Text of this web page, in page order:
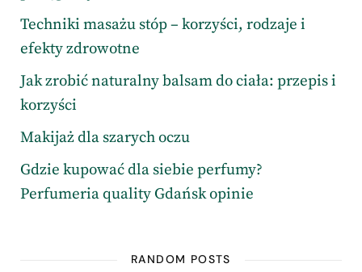
Techniki masażu stóp – korzyści, rodzaje i
efekty zdrowotne
Jak zrobić naturalny balsam do ciała: przepis i
korzyści
Makijaż dla szarych oczu
Gdzie kupować dla siebie perfumy?
Perfumeria quality Gdańsk opinie
RANDOM POSTS